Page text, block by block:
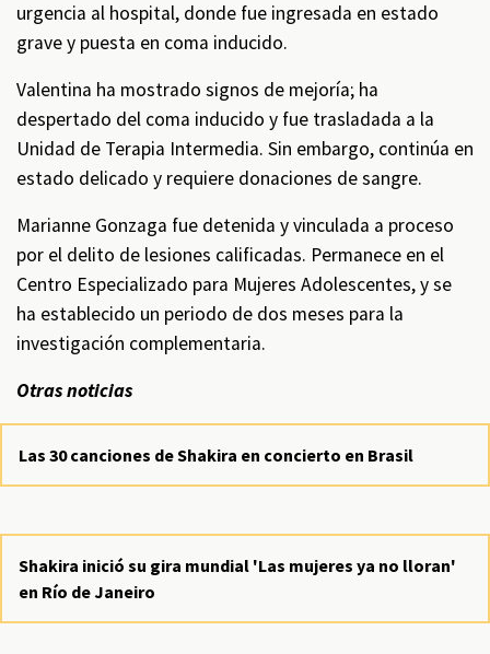
urgencia al hospital, donde fue ingresada en estado
grave y puesta en coma inducido.
Valentina ha mostrado signos de mejoría; ha
despertado del coma inducido y fue trasladada a la
Unidad de Terapia Intermedia. Sin embargo, continúa en
estado delicado y requiere donaciones de sangre.
Marianne Gonzaga fue detenida y vinculada a proceso
por el delito de lesiones calificadas. Permanece en el
Centro Especializado para Mujeres Adolescentes, y se
ha establecido un periodo de dos meses para la
investigación complementaria.
Otras noticias
Las 30 canciones de Shakira en concierto en Brasil
Shakira inició su gira mundial 'Las mujeres ya no lloran'
en Río de Janeiro